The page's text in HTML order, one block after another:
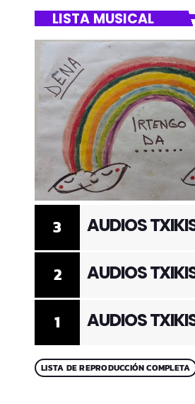
LISTA MUSICAL
1 AUDIOS
2 AUDIOS
3 AUDIOS
LISTA DE REPRODUCCIÓN COMPLETA